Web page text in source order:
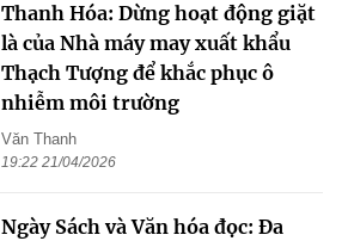
Thanh Hóa: Dừng hoạt động giặt
là của Nhà máy may xuất khẩu
Thạch Tượng để khắc phục ô
nhiễm môi trường
Văn Thanh
19:22 21/04/2026
Ngày Sách và Văn hóa đọc: Đa